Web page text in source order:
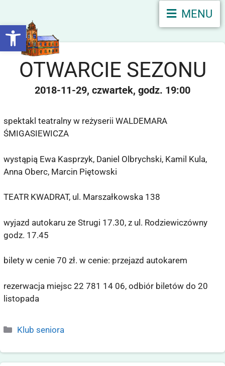
Otwórz pasek narzędzi
MENU
OTWARCIE SEZONU
2018-11-29 czwartek 19:00
spektakl teatralny w reżyserii WALDEMARA
ŚMIGASIEWICZA
wystąpią Ewa Kasprzyk, Daniel Olbrychski, Kamil Kula,
Anna Oberc, Marcin Piętowski
TEATR KWADRAT, ul. Marszałkowska 138
wyjazd autokaru ze Strugi 17.30, z ul. Rodziewiczówny
godz. 17.45
bilety w cenie 70 zł. w cenie: przejazd autokarem
rezerwacja miejsc 22 781 14 06, odbiór biletów do 20
listopada
Klub seniora